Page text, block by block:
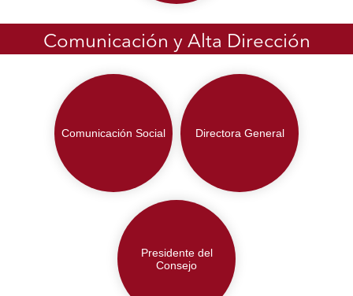
Comunicación y Alta Dirección
Comunicación Social Directora General
Presidente del
Consejo